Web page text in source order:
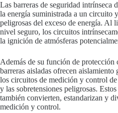
Las barreras de seguridad intrínseca
la energía suministrada a un circuito
peligrosas del exceso de energía. Al
nivel seguro, los circuitos
la ignición de atmósferas
Además de su función de protección
barreras aisladas ofrecen
los circuitos de medición y control
y las sobretensiones peligrosas.
también convierten, estandarizan y
medición y control.